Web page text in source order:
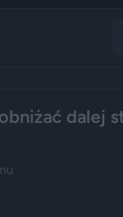
dalej